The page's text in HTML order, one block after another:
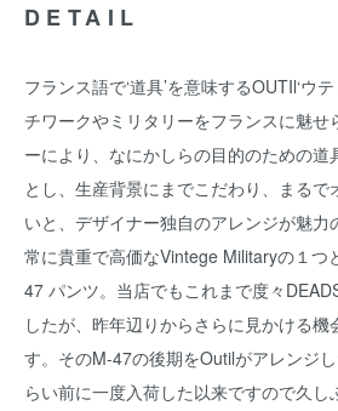
DETAIL
フランス語で‘道具’を意味するOUTIl‘ウ
チワークやミリタリーをフランスに魅せ
ーにより、なにかしらの目的のための道
とし、生産背景にまでこだわり、まるで
いと、デザイナー独自のアレンジが魅
常に貴重で高価なVintege Militaryの１つ
47 パンツ。当店でもこれまで度々
したが、昨年辺りからさらに見かける機
す。そのM-47の後期をOutilがアレンジ
らい前に一度入荷した以来ですので久し